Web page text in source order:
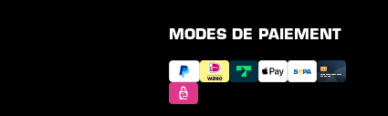
MODES DE PAIEMENT